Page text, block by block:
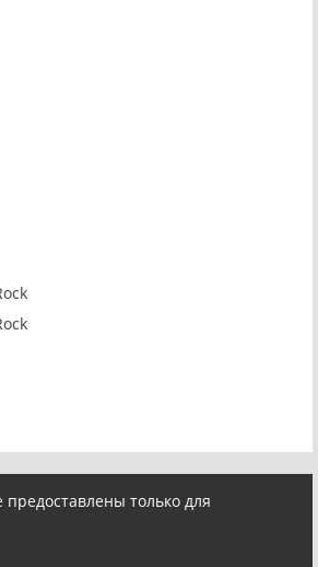
предоставлены только для